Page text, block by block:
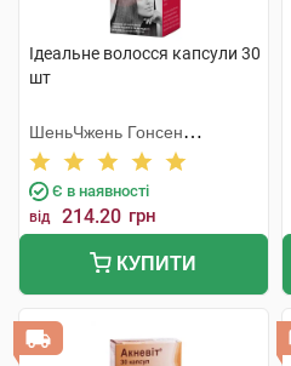
Ідеальне волосся капсули 30
шт
ШеньЧжень Гонсен
Байоледжі Індастрі Ко. Лтд
Є в наявності
від 214.20 грн
КУПИТИ